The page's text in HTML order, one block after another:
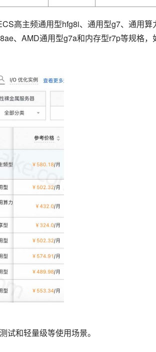
高主频通用型hfg8i、通用型g7、通用算
、AMD通用型g7a和内存型r7p等规格，
和轻量级等使用场景。